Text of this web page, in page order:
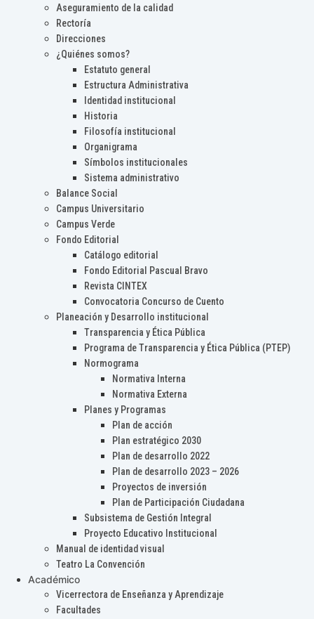
Aseguramiento de la calidad
Rectoría
Direcciones
¿Quiénes somos?
Estatuto general
Estructura Administrativa
Identidad institucional
Historia
Filosofía institucional
Organigrama
Símbolos institucionales
Sistema administrativo
Balance Social
Campus Universitario
Campus Verde
Fondo Editorial
Catálogo editorial
Fondo Editorial Pascual Bravo
Revista CINTEX
Convocatoria Concurso de Cuento
Planeación y Desarrollo institucional
Transparencia y Ética Pública
Programa de Transparencia y Ética Pública (PTEP)
Normograma
Normativa Interna
Normativa Externa
Planes y Programas
Plan de acción
Plan estratégico 2030
Plan de desarrollo 2022
Plan de desarrollo 2023 – 2026
Proyectos de inversión
Plan de Participación Ciudadana
Subsistema de Gestión Integral
Proyecto Educativo Institucional
Manual de identidad visual
Teatro La Convención
Académico
Vicerrectora de Enseñanza y Aprendizaje
Facultades